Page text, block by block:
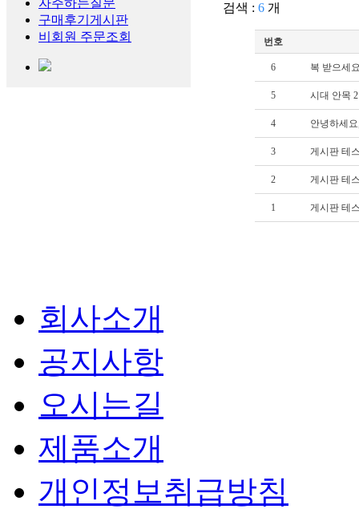
자주하는질문
구매후기게시판
비회원 주문조회
검색 : 6 개
번호
6 복 받으세
5 시대 안목 2
4 안녕하세
3 게시판 테
2 게시판 테
1 게시판 테
회사소개
공지사항
오시는길
제품소개
개인정보취급방침